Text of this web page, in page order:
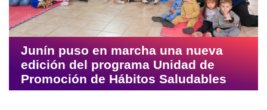
Junín puso en marcha una nueva
edición del programa Unidad de
Promoción de Hábitos Saludables